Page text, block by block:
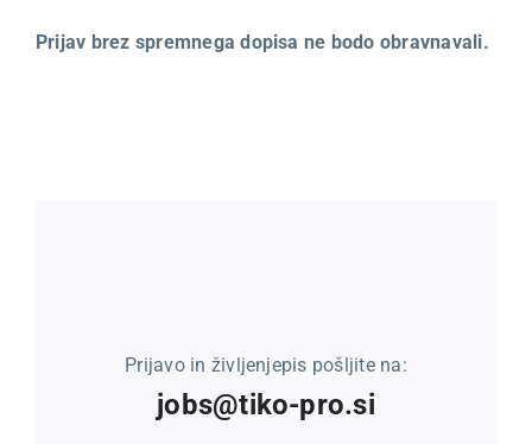
Prijav brez spremnega dopisa ne bodo obravnavali.
Prijavo in življenjepis pošljite na:
jobs@tiko-pro.si